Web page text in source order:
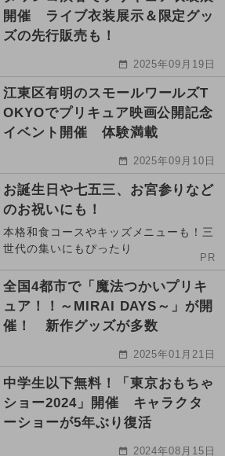
開催 ライブ衣装展示＆限定グッ
ズの先行販売も！
2025年09月19日
江東区有明のスモールワールズT
OKYOでプリキュア映画公開記念
イベント開催 体験満載
2025年09月10日
お誕生日や七五三、お宮参りなど
のお祝いにも！
本格和食コースやキッズメニューも！三
世代の集いにもぴったり
PR
全国4都市で「魔法つかいプリキ
ュア！！～MIRAI DAYS～」が開
催！ 新作グッズが多数
2025年01月21日
中学生以下無料！「東京おもちゃ
ショー2024」開催 キャラクタ
ーショーが5年ぶり復活
2024年08月15日